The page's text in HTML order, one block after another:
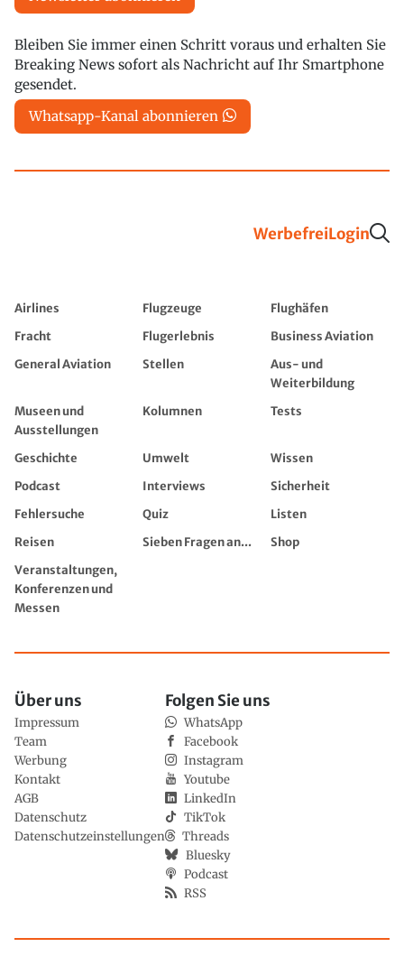
Bleiben Sie immer einen Schritt voraus und erhalten Sie
Breaking News sofort als Nachricht auf Ihr Smartphone
gesendet.
Whatsapp-Kanal abonnieren
WerbefreiLogin
Airlines Flugzeuge
Flughäfen
Fracht
Flugerlebnis
Business Aviation
General Aviation
Stellen
Aus- und
Weiterbildung
Museen und
Ausstellungen
Kolumnen Tests
Geschichte Umwelt
Wissen
Podcast
Interviews
Sicherheit
Fehlersuche
Quiz
Listen
Reisen
Sieben Fragen an...
Shop
Veranstaltungen,
Konferenzen und
Messen
Über uns
Impressum
Team
Werbung
Kontakt
AGB
Datenschutz
Datenschutzeinstellungen
Folgen Sie uns
WhatsApp
Facebook
Instagram
Youtube
LinkedIn
TikTok
Threads
Bluesky
Podcast
RSS